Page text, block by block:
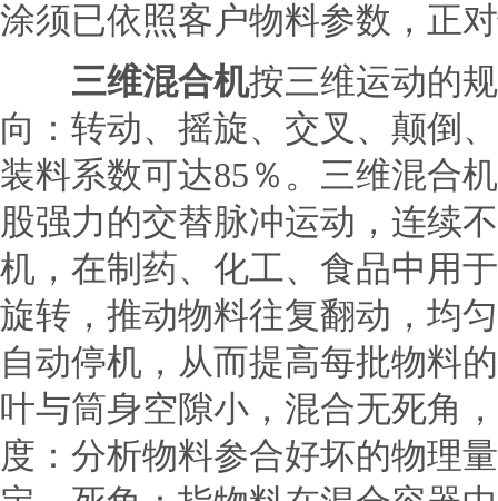
涂须已依照客户物料参数，正
三维混合机按三维运动的
向：转动、摇旋、交叉、颠倒
装料系数可达85％。三维混合
股强力的交替脉冲运动，连续
机，在制药、化工、食品中用
旋转，推动物料往复翻动，均
自动停机，从而提高每批物料
叶与筒身空隙小，混合无死角
度：分析物料参合好坏的物理